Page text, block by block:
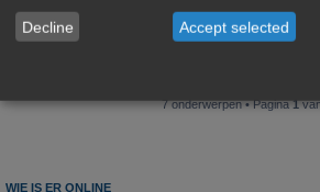
Laatste bericht door Rob52 «
7 onderwerpen • Pagina1
WIE IS ER ONLINE
Decline Accept selected